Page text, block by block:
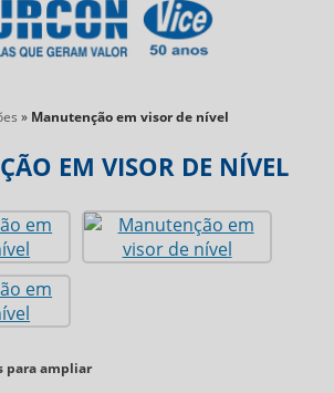
» Manutenção em visor de nível
EM VISOR DE NÍVEL
para ampliar